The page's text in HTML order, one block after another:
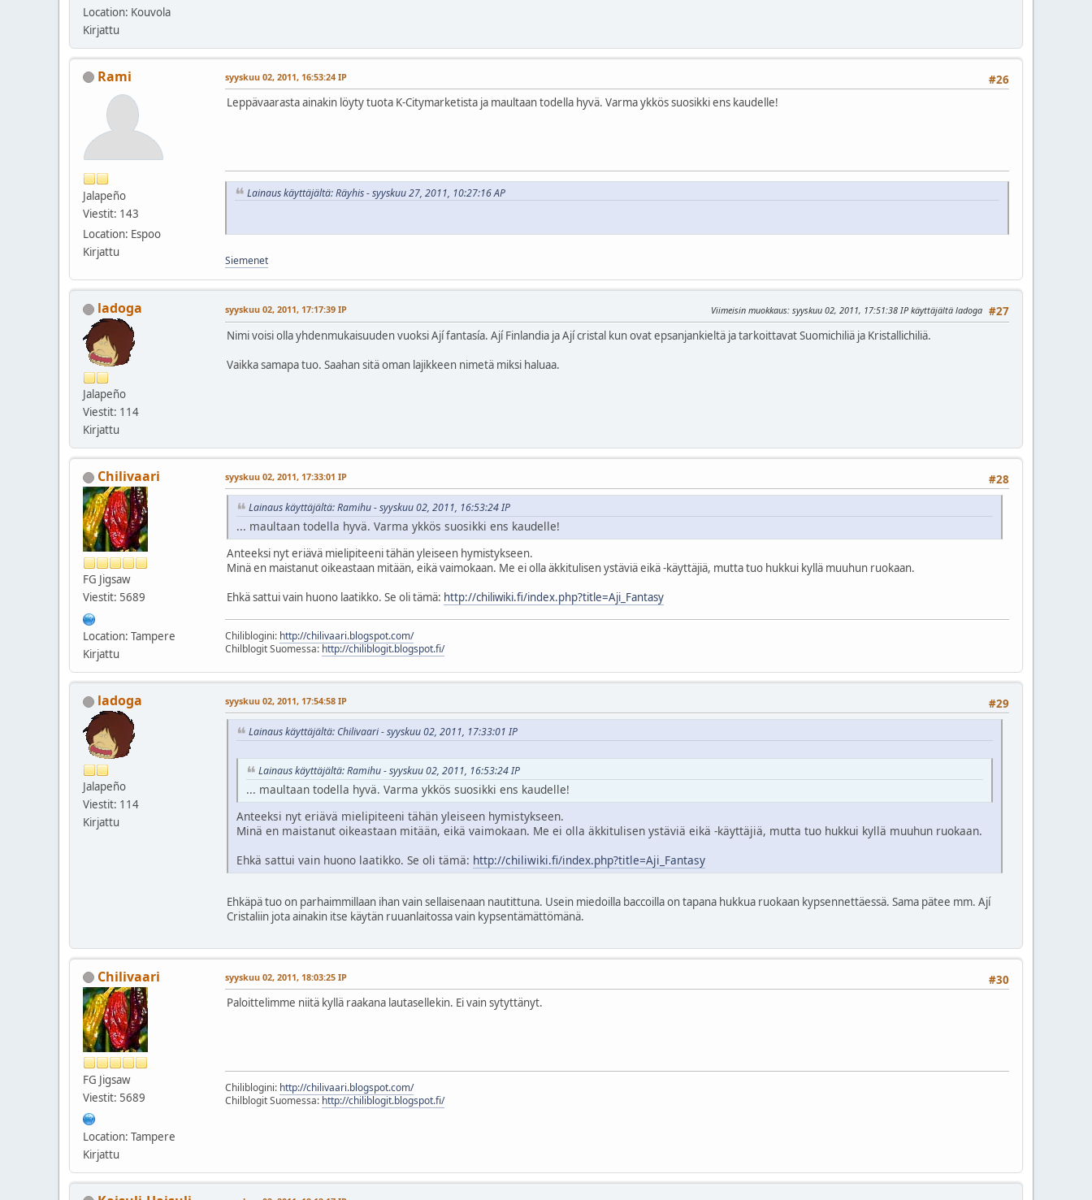
Location: Kouvola
Kirjattu
Rami
Jalapeño
Viestit: 143
Location: Espoo
Kirjattu
#26
syyskuu 02, 2011, 16:53:24 IP
Leppävaarasta ainakin löyty tuota K-Citymarketista ja maultaan todella hyvä. Varma ykkös suosikki ens kaudelle!
Lainaus käyttäjältä: Räyhis - syyskuu 27, 2011, 10:27:16 AP
Siemenet
ladoga
Jalapeño
Viestit: 114
Kirjattu
#27
syyskuu 02, 2011, 17:17:39 IP Viimeisin muokkaus: syyskuu 02, 2011, 17:51:38 IP käyttäjältä ladoga
Nimi voisi olla yhdenmukaisuuden vuoksi Ají fantasía. Ají Finlandia ja Ají cristal kun ovat epsanjankieltä ja tarkoittavat Suomichiliä ja Kristallichiliä.
Vaikka samapa tuo. Saahan sitä oman lajikkeen nimetä miksi haluaa.
Chilivaari
FG Jigsaw
Viestit: 5689
Location: Tampere
Kirjattu
#28
syyskuu 02, 2011, 17:33:01 IP
Lainaus käyttäjältä: Ramihu - syyskuu 02, 2011, 16:53:24 IP
... maultaan todella hyvä. Varma ykkös suosikki ens kaudelle!
Anteeksi nyt eriävä mielipiteeni tähän yleiseen hymistykseen.
Minä en maistanut oikeastaan mitään, eikä vaimokaan. Me ei olla äkkitulisen ystäviä eikä -käyttäjiä, mutta tuo hukkui kyllä muuhun ruokaan.
Ehkä sattui vain huono laatikko. Se oli tämä: http://chiliwiki.fi/index.php?title=Aji_Fantasy
Chiliblogini: http://chilivaari.blogspot.com/
Chilblogit Suomessa: http://chiliblogit.blogspot.fi/
ladoga
Jalapeño
Viestit: 114
Kirjattu
#29
syyskuu 02, 2011, 17:54:58 IP
Lainaus käyttäjältä: Chilivaari - syyskuu 02, 2011, 17:33:01 IP
Lainaus käyttäjältä: Ramihu - syyskuu 02, 2011, 16:53:24 IP
... maultaan todella hyvä. Varma ykkös suosikki ens kaudelle!
Anteeksi nyt eriävä mielipiteeni tähän yleiseen hymistykseen.
Minä en maistanut oikeastaan mitään, eikä vaimokaan. Me ei olla äkkitulisen ystäviä eikä -käyttäjiä, mutta tuo hukkui kyllä muuhun ruokaan.
Ehkä sattui vain huono laatikko. Se oli tämä: http://chiliwiki.fi/index.php?title=Aji_Fantasy
Ehkäpä tuo on parhaimmillaan ihan vain sellaisenaan nautittuna. Usein miedoilla baccoilla on tapana hukkua ruokaan kypsennettäessä. Sama pätee mm. Ají
Cristaliin jota ainakin itse käytän ruuanlaitossa vain kypsentämättömänä.
Chilivaari
FG Jigsaw
Viestit: 5689
Location: Tampere
Kirjattu
#30
syyskuu 02, 2011, 18:03:25 IP
Paloittelimme niitä kyllä raakana lautasellekin. Ei vain sytyttänyt.
Chiliblogini: http://chilivaari.blogspot.com/
Chilblogit Suomessa: http://chiliblogit.blogspot.fi/